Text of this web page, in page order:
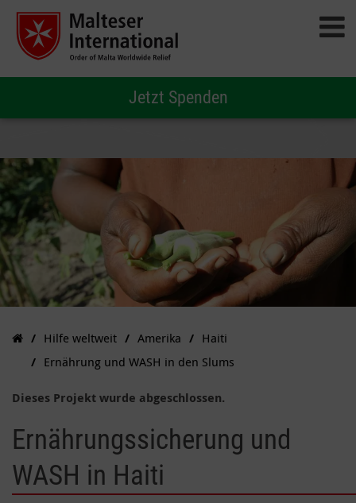
Jetzt Spenden
Hilfe weltweit Amerika
Haiti
Ernährung und WASH in den Slums
Dieses Projekt wurde abgeschlossen.
Ernährungssicherung und
WASH in Haiti